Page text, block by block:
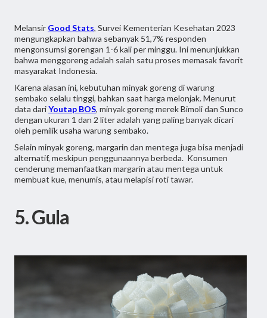
Melansir Good Stats, Survei Kementerian Kesehatan 2023
mengungkapkan bahwa sebanyak 51,7% responden
mengonsumsi gorengan 1-6 kali per minggu. Ini menunjukkan
bahwa menggoreng adalah salah satu proses memasak favorit
masyarakat Indonesia.
Karena alasan ini, kebutuhan minyak goreng di warung
sembako selalu tinggi, bahkan saat harga melonjak. Menurut
data dariYoutap BOS, minyak goreng merek Bimoli dan Sunco
dengan ukuran 1 dan 2 liter adalah yang paling banyak dicari
oleh pemilik usaha warung sembako.
Selain minyak goreng, margarin dan mentega juga bisa menjadi
alternatif, meskipun penggunaannya berbeda. Konsumen
cenderung memanfaatkan margarin atau mentega untuk
membuat kue, menumis, atau melapisi roti tawar.
5. Gula